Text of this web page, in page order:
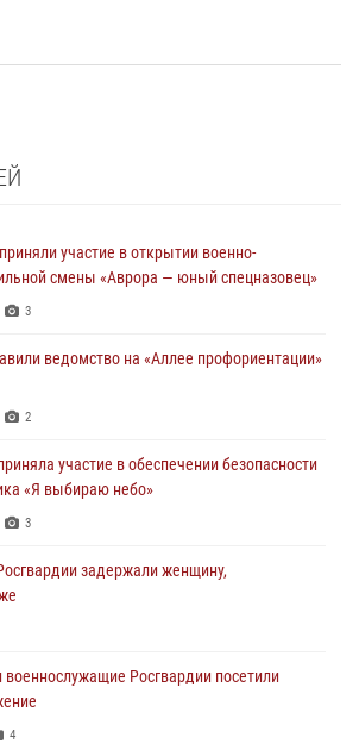
участие в открытии военно-
смены «Аврора — юный спецназовец»
3
ведомство на «Аллее профориентации»
2
участие в обеспечении безопасности
«Я выбираю небо»
3
задержали женщину,
Росгвардии посетили
4